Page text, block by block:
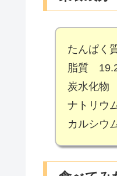
たんぱく
脂質
炭水化物
ナトリウ
カルシウ